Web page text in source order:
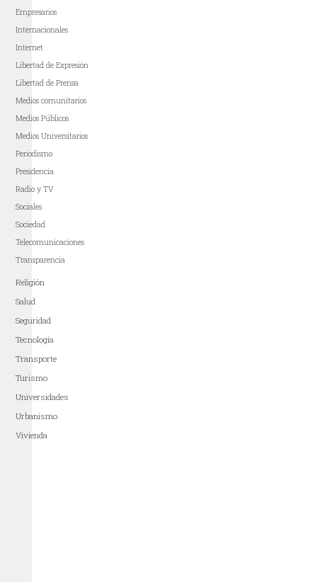
Empresarios
Internacionales
Internet
Libertad de Expresión
Libertad de Prensa
Medios comunitarios
Medios Públicos
Medios Universitarios
Periodismo
Presidencia
Radio y TV
Sociales
Sociedad
Telecomunicaciones
Transparencia
Religión
Salud
Seguridad
Tecnología
Transporte
Turismo
Universidades
Urbanismo
Vivienda